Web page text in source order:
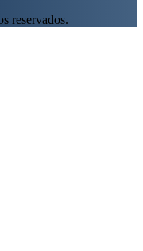
reservados.